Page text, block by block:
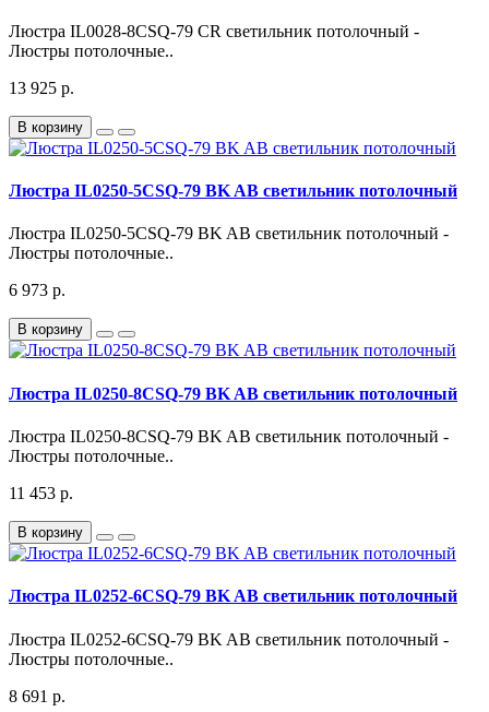
Люстра IL0028-8CSQ-79 CR светильник потолочный -
Люстры потолочные..
13 925 р.
В корзину
Люстра IL0250-5CSQ-79 BK AB светильник потолочный
Люстра IL0250-5CSQ-79 BK AB светильник потолочный -
Люстры потолочные..
6 973 р.
В корзину
Люстра IL0250-8CSQ-79 BK AB светильник потолочный
Люстра IL0250-8CSQ-79 BK AB светильник потолочный -
Люстры потолочные..
11 453 р.
В корзину
Люстра IL0252-6CSQ-79 BK AB светильник потолочный
Люстра IL0252-6CSQ-79 BK AB светильник потолочный -
Люстры потолочные..
8 691 р.